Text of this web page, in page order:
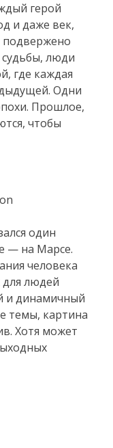
герой
и даже век,
подвержено
люди
где каждая
Одни
Прошлое,
чтобы
один
— на Марсе.
человека
для людей
и динамичный
темы, картина
Хотя может